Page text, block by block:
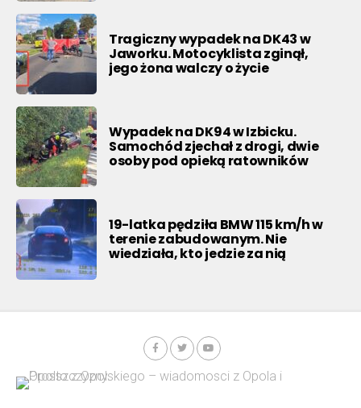
Tragiczny wypadek na DK43 w
Jaworku. Motocyklista zginął,
jego żona walczy o życie
Wypadek na DK94 w Izbicku.
Samochód zjechał z drogi, dwie
osoby pod opieką ratowników
19-latka pędziła BMW 115 km/h w
terenie zabudowanym. Nie
wiedziała, kto jedzie za nią